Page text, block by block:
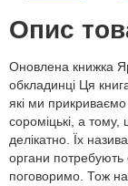
Опис
Оновлена книжка
обкладинці Ця
які ми
сороміцькі, а
делікатно. Їх
органи потребують
поговоримо. Тож на